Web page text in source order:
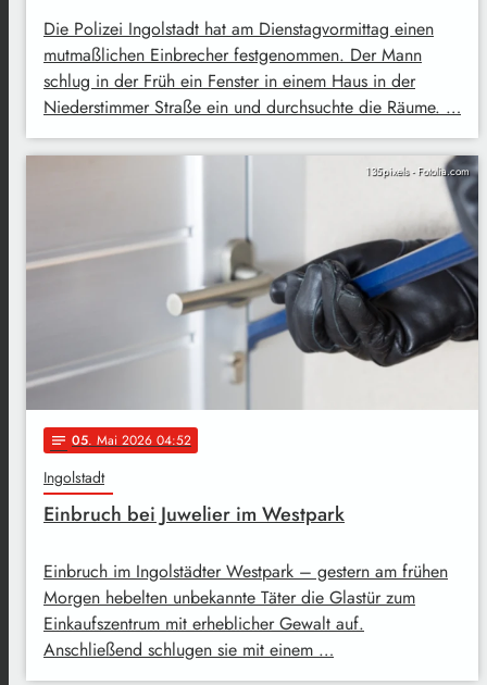
Die Polizei Ingolstadt hat am Dienstagvormittag einen
mutmaßlichen Einbrecher festgenommen. Der Mann
schlug in der Früh ein Fenster in einem Haus in der
Niederstimmer Straße ein und durchsuchte die Räume. …
135pixels - Fotolia.com
notes 05. Mai 2026 04:52
Ingolstadt
Einbruch bei Juwelier im Westpark
Einbruch im Ingolstädter Westpark – gestern am frühen
Morgen hebelten unbekannte Täter die Glastür zum
Einkaufszentrum mit erheblicher Gewalt auf.
Anschließend schlugen sie mit einem …